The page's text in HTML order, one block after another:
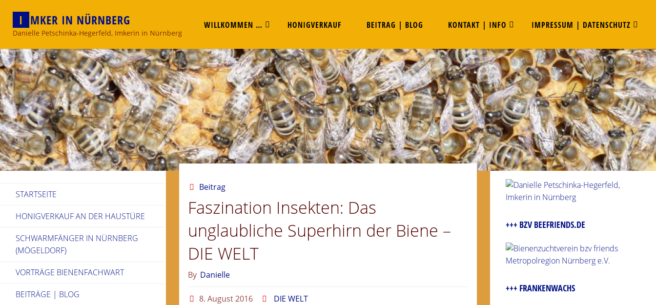
content
I MKER IN NÜRNBERG
Danielle Petschinka-Hegerfeld, Imkerin in Nürnberg
WILLKOMMEN … HONIGVERKAUF BEITRAG | BLOG KONTAKT | INFO IMPRESSUM | DATENSCHUTZ
Beitrag
Faszination Insekten: Das
unglaubliche Superhirn der Biene –
DIE WELT
By Danielle
8. August 2016 DIE WELT
STARTSEITE
HONIGVERKAUF AN DER HAUSTÜRE
SCHWARMFÄNGER IN NÜRNBERG
(MÖGELDORF)
VORTRÄGE BIENENFACHWART
BEITRÄGE | BLOG
+++ BZV BEEFRIENDS.DE
+++ FRANKENWACHS